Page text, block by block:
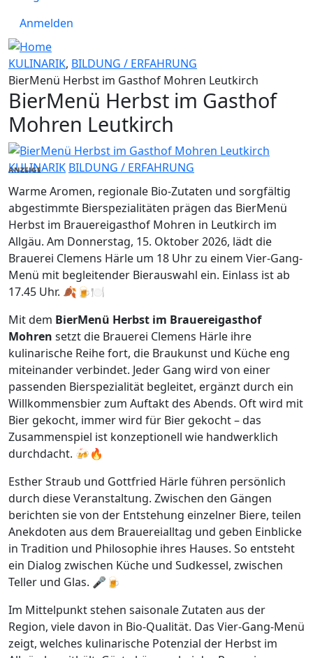
Anmelden
KULINARIK, BILDUNG / ERFAHRUNG
BierMenü Herbst im Gasthof Mohren Leutkirch
BierMenü Herbst im Gasthof
Mohren Leutkirch
KULINARIK BILDUNG / ERFAHRUNG
ANZEIGE
Warme Aromen, regionale Bio-Zutaten und sorgfältig
abgestimmte Bierspezialitäten prägen das BierMenü
Herbst im Brauereigasthof Mohren in Leutkirch im
Allgäu. Am Donnerstag, 15. Oktober 2026, lädt die
Brauerei Clemens Härle um 18 Uhr zu einem Vier-Gang-
Menü mit begleitender Bierauswahl ein. Einlass ist ab
17.45 Uhr. 🍂🍺🍽️
Mit dem BierMenü Herbst im Brauereigasthof
Mohren setzt die Brauerei Clemens Härle ihre
kulinarische Reihe fort, die Braukunst und Küche eng
miteinander verbindet. Jeder Gang wird von einer
passenden Bierspezialität begleitet, ergänzt durch ein
Willkommensbier zum Auftakt des Abends. Oft wird mit
Bier gekocht, immer wird für Bier gekocht – das
Zusammenspiel ist konzeptionell wie handwerklich
durchdacht. 🍻🔥
Esther Straub und Gottfried Härle führen persönlich
durch diese Veranstaltung. Zwischen den Gängen
berichten sie von der Entstehung einzelner Biere, teilen
Anekdoten aus dem Brauereialltag und geben Einblicke
in Tradition und Philosophie ihres Hauses. So entsteht
ein Dialog zwischen Küche und Sudkessel, zwischen
Teller und Glas. 🎤🍺
Im Mittelpunkt stehen saisonale Zutaten aus der
Region, viele davon in Bio-Qualität. Das Vier-Gang-Menü
zeigt, welches kulinarische Potenzial der Herbst im